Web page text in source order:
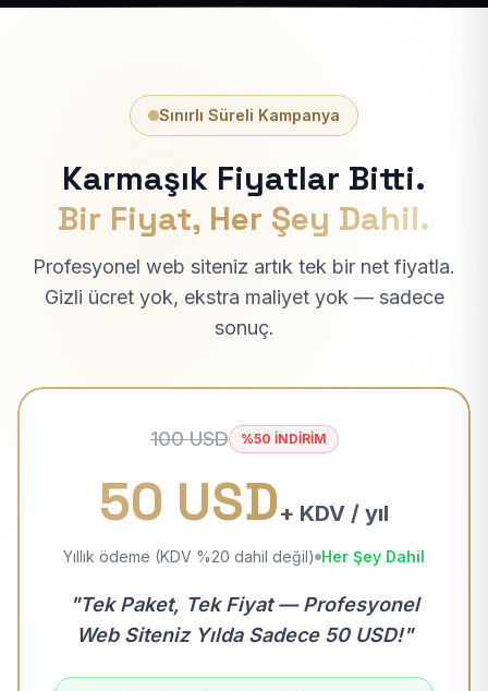
Sınırlı Süreli Kampanya
Karmaşık Fiyatlar Bitti.
Bir Fiyat, Her Şey Dahil.
Profesyonel web siteniz artık tek bir net fiyatla.
Gizli ücret yok, ekstra maliyet yok — sadece
sonuç.
100 USD %50 İNDİRİM
50 USD+ KDV / yıl
Yıllık ödeme (KDV %20 dahil değil) Her Şey Dahil
"Tek Paket, Tek Fiyat — Profesyonel
Web Siteniz Yılda Sadece 50 USD!"